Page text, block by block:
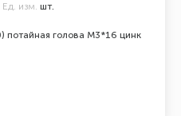
голова М3*16 цинк
Ед. изм. шт.